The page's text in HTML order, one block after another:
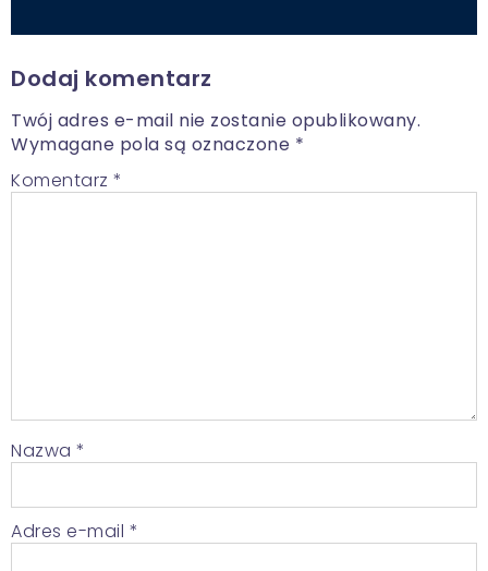
Dodaj komentarz
Twój adres e-mail nie zostanie opublikowany.
Wymagane pola są oznaczone *
Komentarz *
Nazwa *
Adres e-mail *